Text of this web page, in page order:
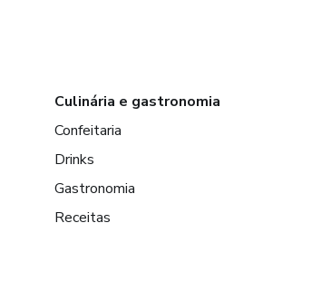
Culinária e gastronomia
Confeitaria
Drinks
Gastronomia
Receitas